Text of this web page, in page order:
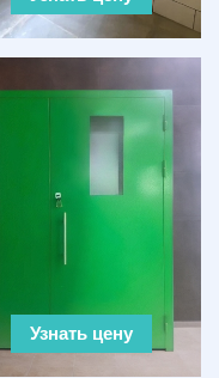
Узнать цену